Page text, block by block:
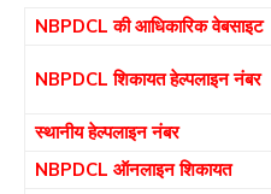
NBPDCL की आधिकारिक वेबसाइट
NBPDCL शिकायत हेल्पलाइन नंबर
स्थानीय हेल्पलाइन नंबर
NBPDCL ऑनलाइन शिकायत